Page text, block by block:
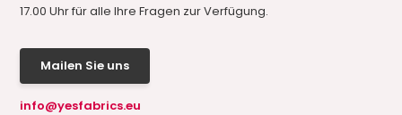
17.00 Uhr für alle Ihre Fragen zur Verfügung.
Mailen Sie uns
info@yesfabrics.eu